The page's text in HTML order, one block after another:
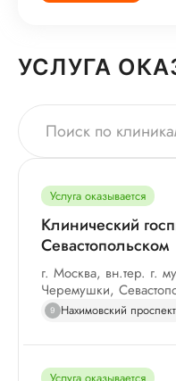
УСЛУГА
Услуга оказывается
Клинический
Севастопольском
г. Москва, вн.тер. г.
Черемушки,
9 Нахимовский проспект